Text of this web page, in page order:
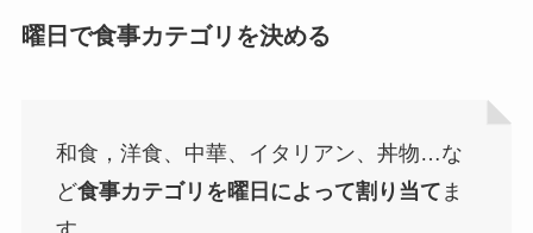
曜日で食事カテゴリを決める
和食，洋食、中華、イタリアン、丼物…な
ど食事カテゴリを曜日によって割り当て ま